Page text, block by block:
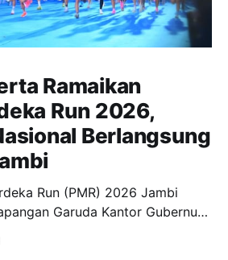
Ramaikan
Run 2026,
Berlangsung
Run (PMR) 2026 Jambi
Garuda Kantor Gubernur
meriah dan diikuti